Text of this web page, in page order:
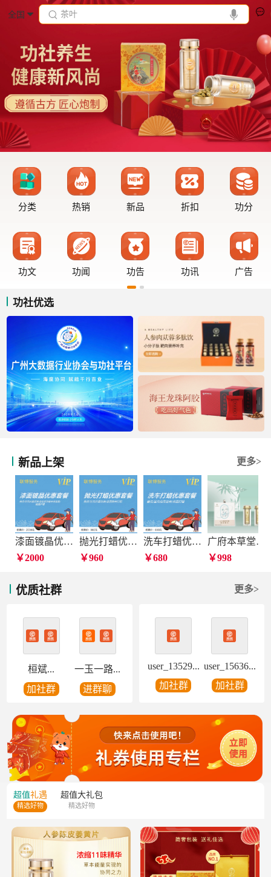
全国 茶叶
分类 热销 新品 折扣 功分
功文 功闻 功告 功讯 广告
功社优选
新品上架 更多>
漆面镀晶优惠套餐
￥2000
抛光打蜡优惠套餐
￥960
洗车打蜡优惠套餐
￥680
广府本草堂元宝枫神经酸凝胶糖果
￥998
优质社群 更多>
桓斌...
加社群
一玉一路...
进群聊
user_13529...
加社群
user_15636...
加社群
超值礼遇
精选好物
超值大礼包
精选好物